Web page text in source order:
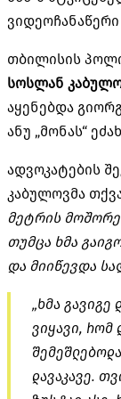
თბილისის
სოსლან
აყენებდა
ანუ „მონას“
ადვოკატების
კაბულოვმა
მეტრის
თუმცა ხმა
და მიიწევდა
„ხმა გავიგე
ვიყავი, რომ
დავაკავე.